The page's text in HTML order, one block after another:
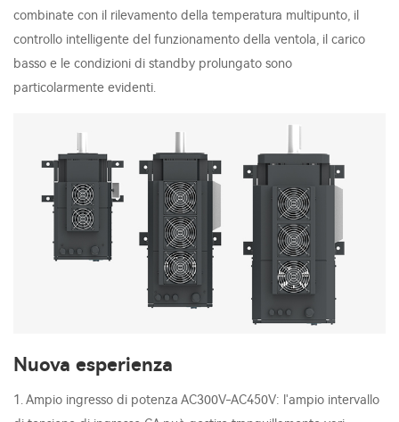
combinate con il rilevamento della temperatura multipunto, il
controllo intelligente del funzionamento della ventola, il carico
basso e le condizioni di standby prolungato sono
particolarmente evidenti.
Nuova esperienza
1. Ampio ingresso di potenza AC300V-AC450V: l'ampio intervallo